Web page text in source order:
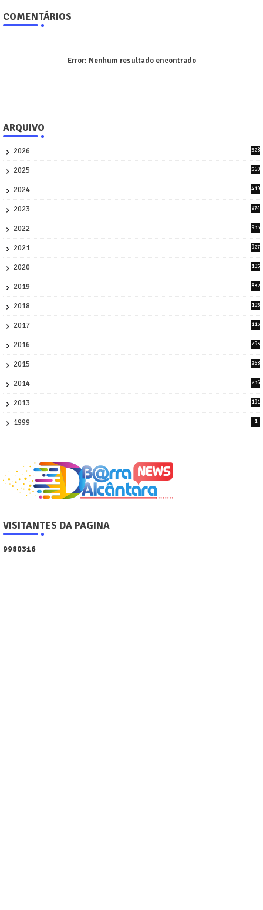
COMENTÁRIOS
Error: Nenhum resultado encontrado
ARQUIVO
2026
528
2025
560
2024
419
2023
974
2022
933
2021
927
2020
105
2019
832
2018
105
2017
113
2016
793
2015
268
2014
236
2013
191
1999 1
VISITANTES DA PAGINA
9980316